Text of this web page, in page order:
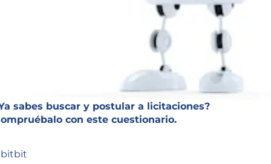
sabes buscar y postular a licitaciones?
con este cuestionario.
bitbit